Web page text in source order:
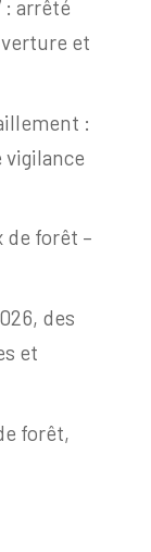
: arrêté
et
:
vigilance
de forêt –
des
et
forêt,